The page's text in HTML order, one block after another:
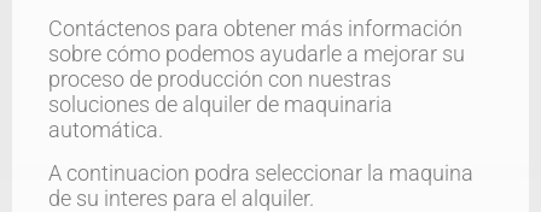
Contáctenos para obtener más información
sobre cómo podemos ayudarle a mejorar su
proceso de producción con nuestras
soluciones de alquiler de maquinaria
automática.
A continuacion podra seleccionar la maquina
de su interes para el alquiler.